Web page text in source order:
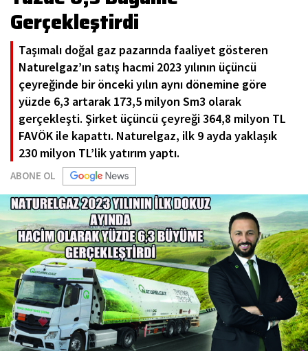
Gerçekleştirdi
Taşımalı doğal gaz pazarında faaliyet gösteren
Naturelgaz’ın satış hacmi 2023 yılının üçüncü
çeyreğinde bir önceki yılın aynı dönemine göre
yüzde 6,3 artarak 173,5 milyon Sm3 olarak
gerçekleşti. Şirket üçüncü çeyreği 364,8 milyon TL
FAVÖK ile kapattı. Naturelgaz, ilk 9 ayda yaklaşık
230 milyon TL’lik yatırım yaptı.
ABONE OL